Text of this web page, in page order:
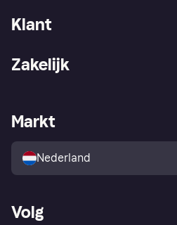
Klant
Winkeloverzicht
Kopersbescherming voor
consumenten
Zakelijk
Zakelijke login
Markt
Nederland
Volg